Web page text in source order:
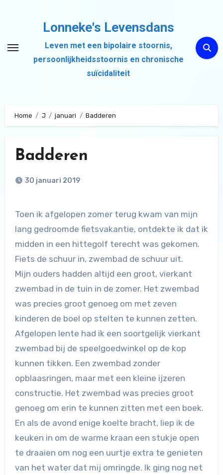
inhoud
Lonneke's Levensdans
Leven met een bipolaire stoornis,
persoonlijkheidsstoornis en chronische
suïcidaliteit
Home J januari Badderen
Badderen
30 januari 2019
Toen ik afgelopen zomer terug kwam van mijn
lang gedroomde fietsvakantie, ontdekte ik dat ik
midden in een hittegolf terecht was gekomen.
Fiets de schuur in, zwembad de schuur uit.
Mijn ouders hadden altijd een groot, vierkant
zwembad in de tuin in de zomer. Het zwembad
was precies groot genoeg om met zeven
kinderen de boel op stelten te kunnen zetten.
Afgelopen lente had ik een soortgelijk vierkant
zwembad bij de speelgoedwinkel op de kop
kunnen tikken. Een zwembad zonder
opblaasringen, maar met een kleine ijzeren
constructie. Het zwembad was precies groot
genoeg om erin te kunnen zitten met een boek.
En als de avond enige koelte bracht, liep ik de
keuken in om de warme kraan een stukje open
te draaien om nog een uurtje extra te genieten
van het water dat mij omringde. Ik ging nog net